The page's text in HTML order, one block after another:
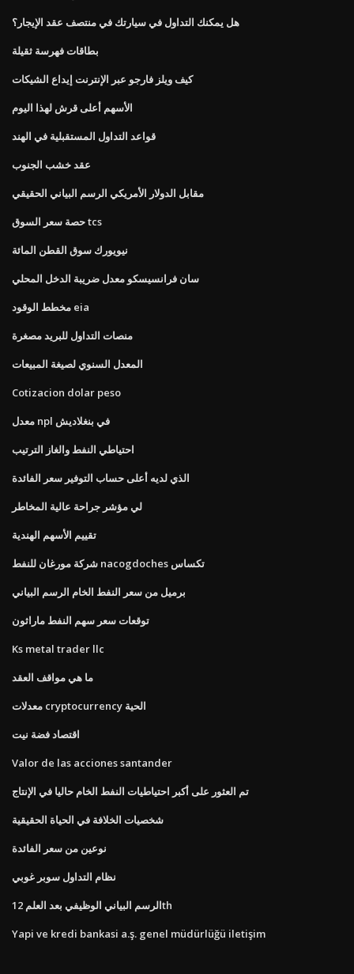
هل يمكنك التداول في سيارتك في منتصف عقد الإيجار؟
بطاقات فهرسة ثقيلة
كيف ويلز فارجو عبر الإنترنت إيداع الشيكات
الأسهم أعلى قرش لهذا اليوم
قواعد التداول المستقبلية في الهند
عقد خشب الجنوب
مقابل الدولار الأمريكي الرسم البياني الحقيقي
حصة سعر السوق tcs
نيويورك سوق القطن المائة
سان فرانسيسكو معدل ضريبة الدخل المحلي
مخطط الوقود eia
منصات التداول للبريد مصغرة
المعدل السنوي لصيغة المبيعات
Cotizacion dolar peso
معدل npl في بنغلاديش
احتياطي النفط والغاز الترتيب
الذي لديه أعلى حساب التوفير سعر الفائدة
لي مؤشر جراحة عالية المخاطر
تقييم الأسهم الهندية
شركة مورغان للنفط nacogdoches تكساس
برميل من سعر النفط الخام الرسم البياني
توقعات سعر سهم النفط ماراثون
Ks metal trader llc
ما هي مواقف العقد
معدلات cryptocurrency الحية
اقتصاد فضة نيت
Valor de las acciones santander
تم العثور على أكبر احتياطيات النفط الخام حاليا في الإنتاج
شخصيات الخلافة في الحياة الحقيقية
نوعين من سعر الفائدة
نظام التداول سوبر غوبي
الرسم البياني الوظيفي بعد العلم 12th
Yapi ve kredi bankasi a.ş. genel müdürlüğü iletişim